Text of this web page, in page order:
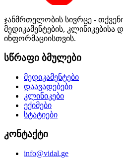
ჯანმრთელობის სივრცე -
მედიკამენტების, კლინიკებისა
ინფორმაციისთვის.
სწრაფი ბმულები
მედიკამენტები
დაავადებები
კლინიკები
ექიმები
სტატიები
კონტაქტი
info@vidal.ge